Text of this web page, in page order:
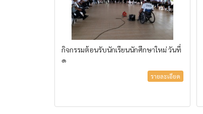
กิจกรรมต้อนรับนักเรียนนักศึกษาใหม่ วันที่
๑
รายละเอียด